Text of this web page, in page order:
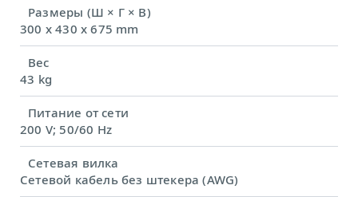
Размеры (Ш × Г × В)
300 x 430 x 675 mm
Вес
43 kg
Питание от сети
200 V; 50/60 Hz
Сетевая вилка
Сетевой кабель без штекера (AWG)